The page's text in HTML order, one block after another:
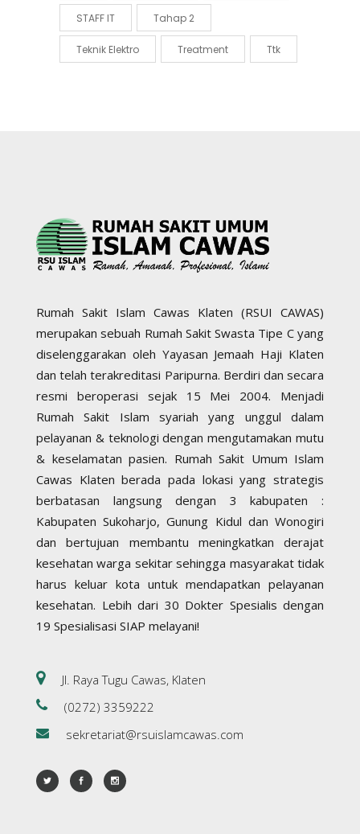
STAFF IT Tahap 2
Teknik Elektro Treatment Ttk
Rumah Sakit Islam Cawas Klaten (RSUI CAWAS)
merupakan sebuah Rumah Sakit Swasta Tipe C yang
diselenggarakan oleh Yayasan Jemaah Haji Klaten
dan telah terakreditasi Paripurna. Berdiri dan secara
resmi beroperasi sejak 15 Mei 2004. Menjadi
Rumah Sakit Islam syariah yang unggul dalam
pelayanan & teknologi dengan mengutamakan mutu
& keselamatan pasien. Rumah Sakit Umum Islam
Cawas Klaten berada pada lokasi yang strategis
berbatasan langsung dengan 3 kabupaten :
Kabupaten Sukoharjo, Gunung Kidul dan Wonogiri
dan bertujuan membantu meningkatkan derajat
kesehatan warga sekitar sehingga masyarakat tidak
harus keluar kota untuk mendapatkan pelayanan
kesehatan. Lebih dari 30 Dokter Spesialis dengan
19 Spesialisasi SIAP melayani!
Jl. Raya Tugu Cawas, Klaten
(0272) 3359222
sekretariat@rsuislamcawas.com